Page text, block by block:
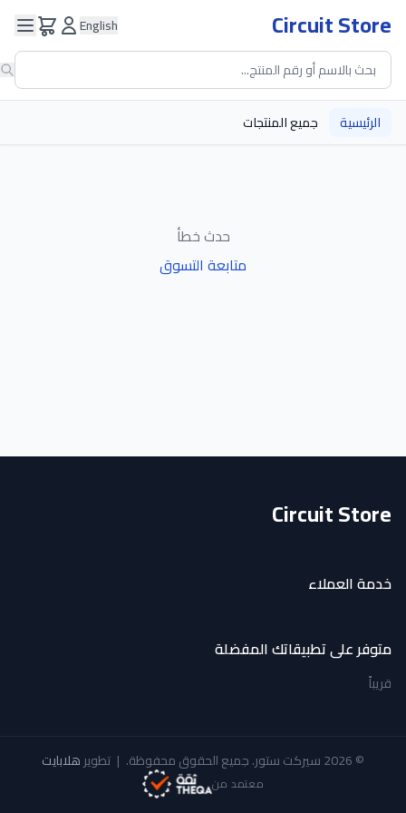
Circuit Store
English
الرئيسية جميع المنتجات
حدث خطأ
متابعة التسوق
Circuit Store
خدمة العملاء
متوفر على تطبيقاتك المفضلة
قريباً
© 2026 سيركت ستور. جميع الحقوق محفوظة. | تطويرهلابايت
معتمد من